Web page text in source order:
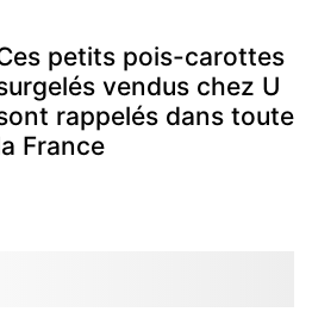
petits pois-carottes
vendus chez U
rappelés dans toute
France